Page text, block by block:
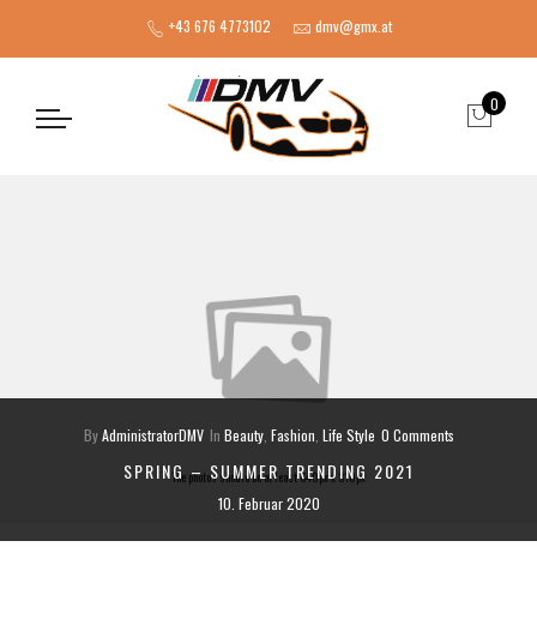
+43 676 4773102 dmv@gmx.at
0
The photos should be at least 640px x 310px
ByAdministratorDMV In Beauty, Fashion Life Style 0 Comments
SPRING – SUMMER TRENDING 2021
10. Februar 2020